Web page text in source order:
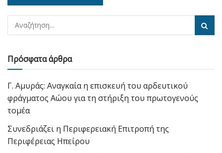
Πρόσφατα άρθρα
Γ. Αμυράς: Αναγκαία η επισκευή του αρδευτικού
φράγματος Αώου για τη στήριξη του πρωτογενούς
τομέα
Συνεδριάζει η Περιφερειακή Επιτροπή της
Περιφέρειας Ηπείρου